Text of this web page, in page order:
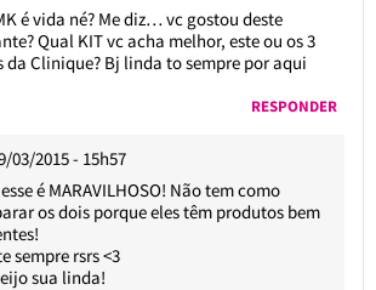
é vida né? Me diz… vc gostou deste
Qual KIT vc acha melhor, este ou os 3
da Clinique? Bj linda to sempre por aqui
RESPONDER
03/2015 - 15h57
é MARAVILHOSO! Não tem como
os dois porque eles têm produtos bem
sempre rsrs <3
sua linda!